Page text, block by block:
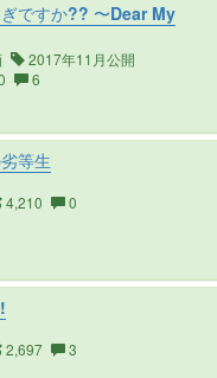
ですか?? 〜Dear My
2017年11月公開
6
等生
4,210 0
2,697 3